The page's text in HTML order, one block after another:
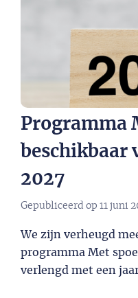
Programma
beschikbaar
2027​
Gepubliceerd op 11 juni
We zijn verheugd
programma Met
verlengd met een